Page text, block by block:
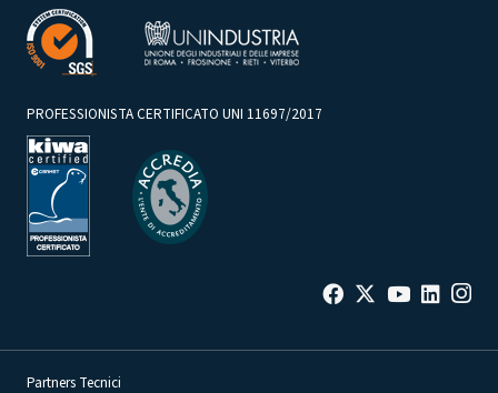
PROFESSIONISTA CERTIFICATO UNI 11697/2017
Partners Tecnici